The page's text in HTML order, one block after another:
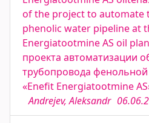
of the project to automate
phenolic water pipeline at
Energiatootmine AS oil
проекта автоматизации
трубопровода
«Enefit Energiatootmine
Andrejev, Aleksandr